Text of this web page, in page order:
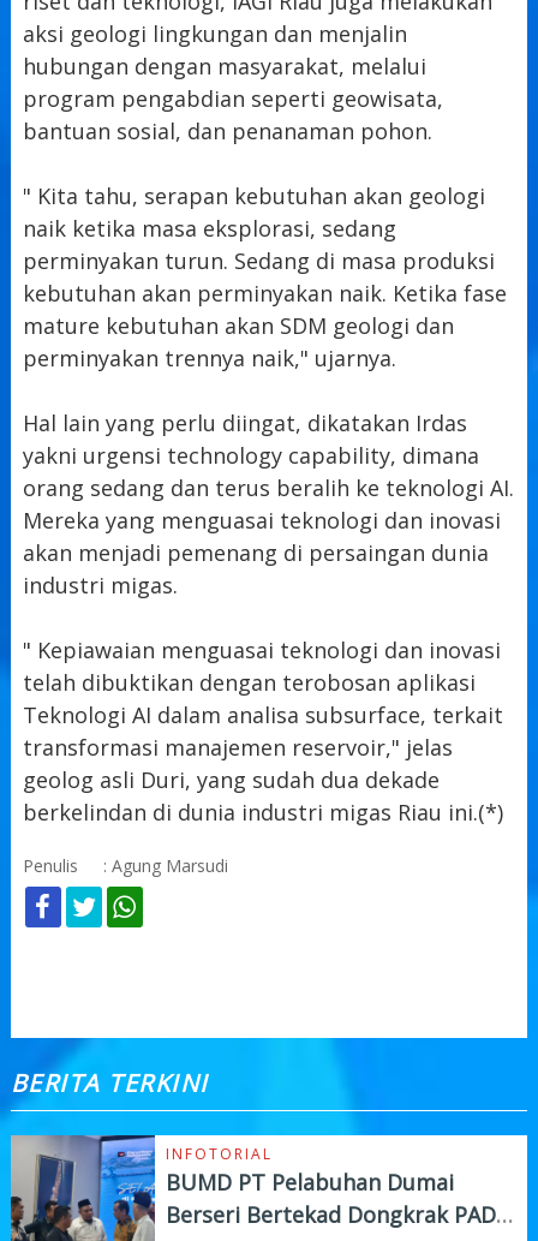
aksi geologi lingkungan dan menjalin
hubungan dengan masyarakat, melalui
program pengabdian seperti geowisata,
bantuan sosial, dan penanaman pohon.
" Kita tahu, serapan kebutuhan akan geologi
naik ketika masa eksplorasi, sedang
perminyakan turun. Sedang di masa produksi
kebutuhan akan perminyakan naik. Ketika fase
mature kebutuhan akan SDM geologi dan
perminyakan trennya naik," ujarnya.
Hal lain yang perlu diingat, dikatakan Irdas
yakni urgensi technology capability, dimana
orang sedang dan terus beralih ke teknologi AI.
Mereka yang menguasai teknologi dan inovasi
akan menjadi pemenang di persaingan dunia
industri migas.
" Kepiawaian menguasai teknologi dan inovasi
telah dibuktikan dengan terobosan aplikasi
Teknologi AI dalam analisa subsurface, terkait
transformasi manajemen reservoir," jelas
geolog asli Duri, yang sudah dua dekade
berkelindan di dunia industri migas Riau ini.(*)
Penulis : Agung Marsudi
BERITA TERKINI
INFOTORIAL
BUMD PT Pelabuhan Dumai
Berseri Bertekad Dongkrak PAD